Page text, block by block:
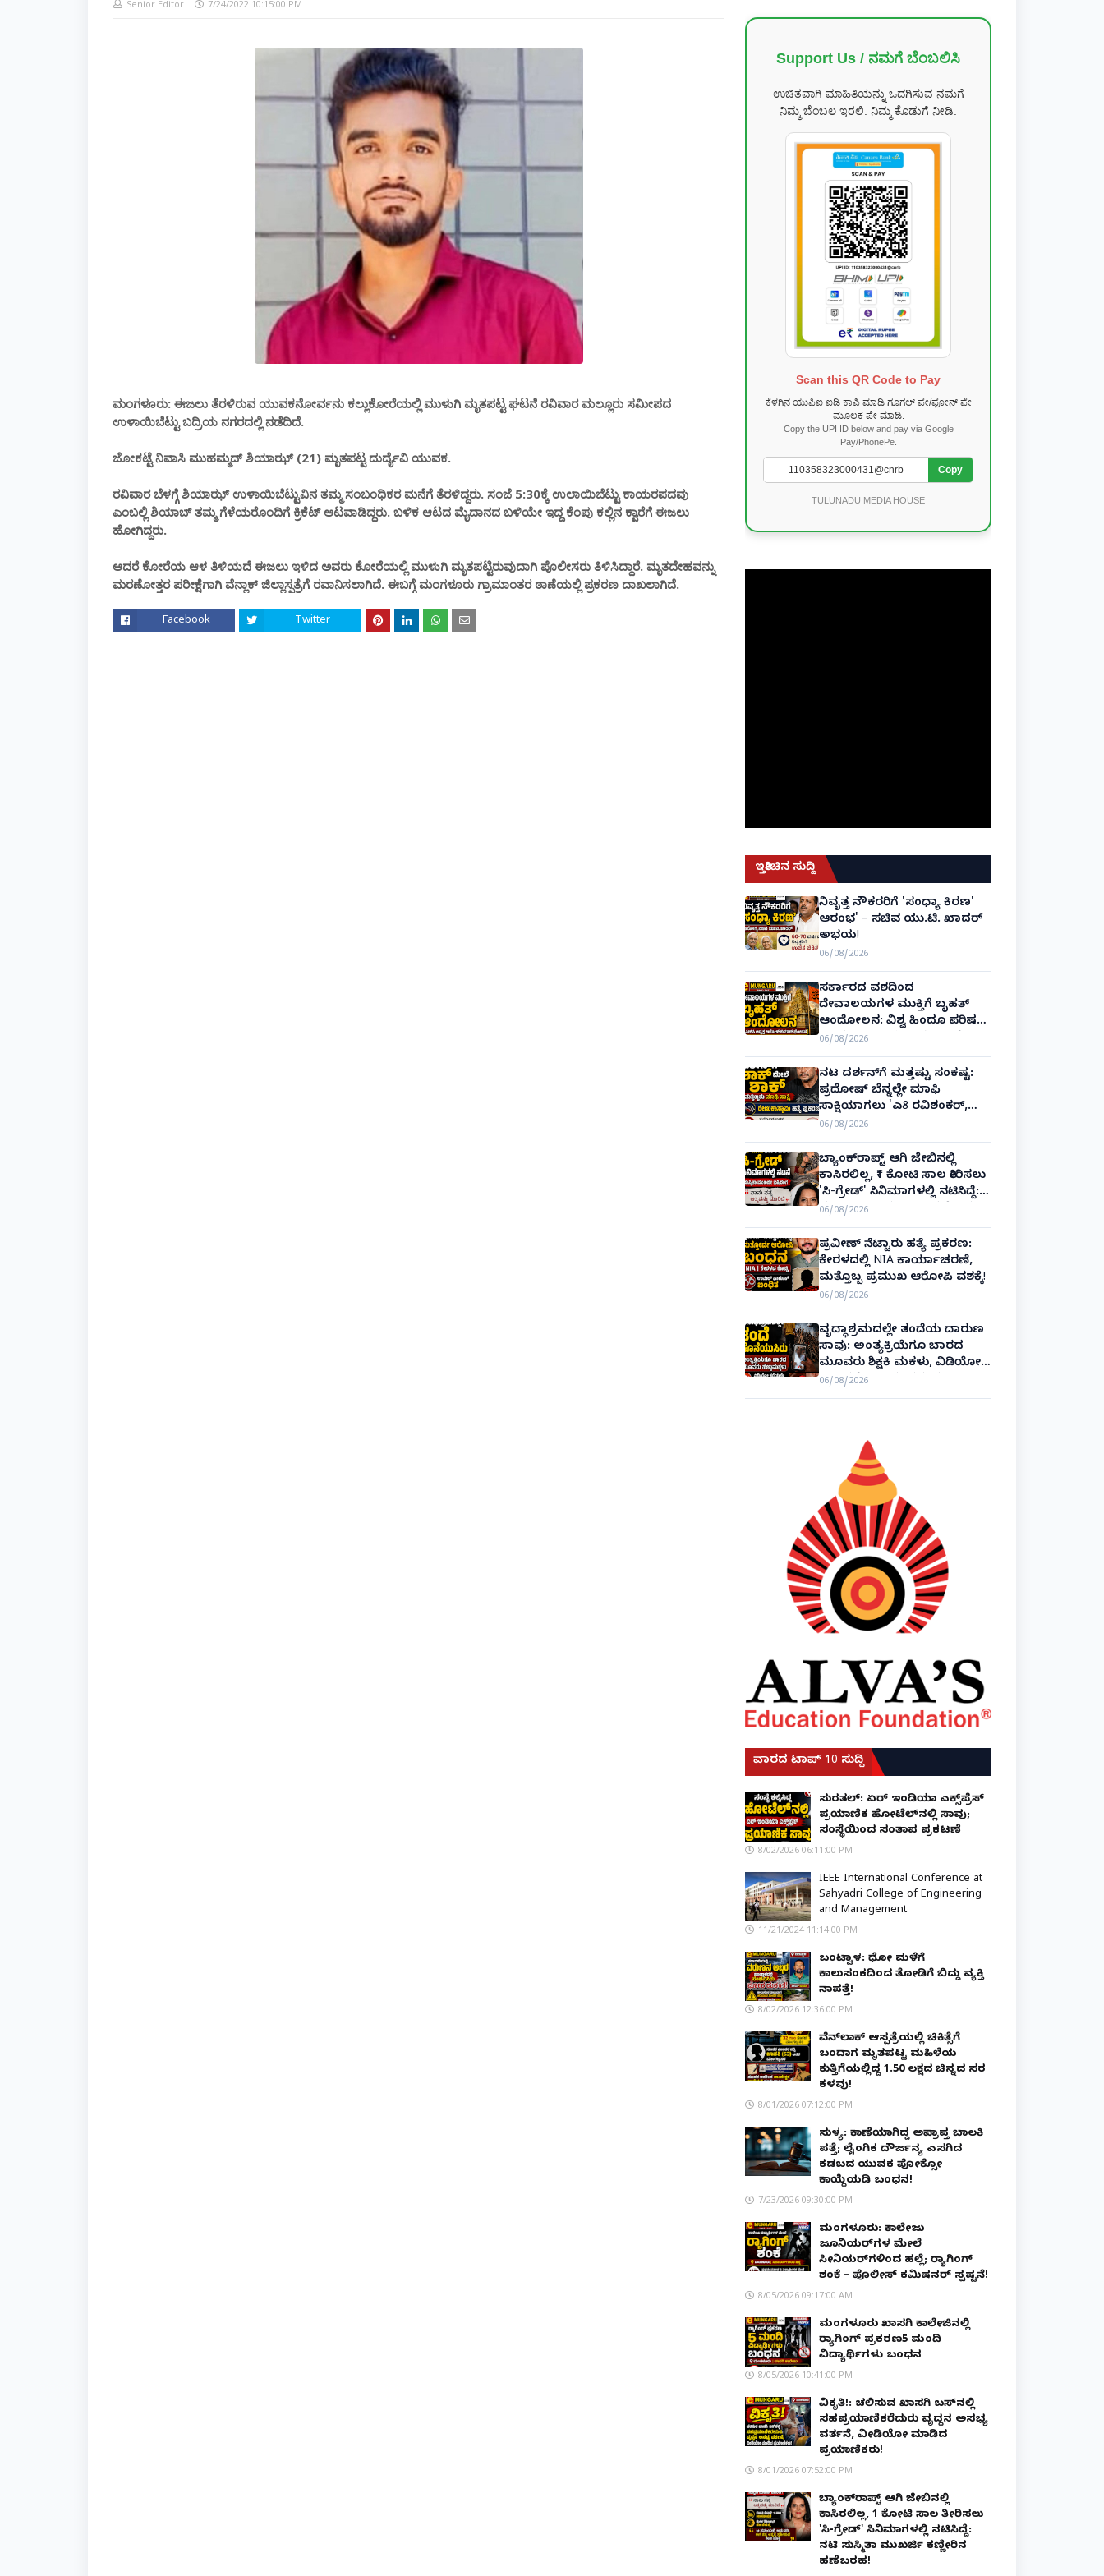
Senior Editor 7/24/2022 10:15:00 PM
ಮಂಗಳೂರು: ಈಜಲು ತೆರಳಿರುವ ಯುವಕನೋರ್ವನು ಕಲ್ಲುಕೋರೆಯಲ್ಲಿ ಮುಳುಗಿ ಮೃತಪಟ್ಟ ಘಟನೆ ರವಿವಾರ ಮಲ್ಲೂರು ಸಮೀಪದ
ಉಳಾಯಿಬೆಟ್ಟು ಬದ್ರಿಯ ನಗರದಲ್ಲಿ ನಡೆದಿದೆ.
ಜೋಕಟ್ಟೆ ನಿವಾಸಿ ಮುಹಮ್ಮದ್ ಶಿಯಾಝ್ (21) ಮೃತಪಟ್ಟ ದುರ್ದೈವಿ ಯುವಕ.
ರವಿವಾರ ಬೆಳಗ್ಗೆ ಶಿಯಾಝ್ ಉಳಾಯಿಬೆಟ್ಟುವಿನ ತಮ್ಮ ಸಂಬಂಧಿಕರ ಮನೆಗೆ ತೆರಳಿದ್ದರು. ಸಂಜೆ 5:30ಕ್ಕೆ ಉಲಾಯಿಬೆಟ್ಟು ಕಾಯರಪದವು
ಎಂಬಲ್ಲಿ ಶಿಯಾಬ್ ತಮ್ಮ ಗೆಳೆಯರೊಂದಿಗೆ ಕ್ರಿಕೆಟ್ ಆಟವಾಡಿದ್ದರು. ಬಳಿಕ ಆಟದ ಮೈದಾನದ ಬಳಿಯೇ ಇದ್ದ ಕೆಂಪು ಕಲ್ಲಿನ ಕ್ವಾರೆಗೆ ಈಜಲು
ಹೋಗಿದ್ದರು.
ಆದರೆ ಕೋರೆಯ ಆಳ ತಿಳಿಯದೆ ಈಜಲು ಇಳಿದ ಅವರು ಕೋರೆಯಲ್ಲಿ ಮುಳುಗಿ ಮೃತಪಟ್ಟಿರುವುದಾಗಿ ಪೊಲೀಸರು ತಿಳಿಸಿದ್ದಾರೆ. ಮೃತದೇಹವನ್ನು
ಮರಣೋತ್ತರ ಪರೀಕ್ಷೆಗಾಗಿ ವೆನ್ಲಾಕ್ ಜಿಲ್ಲಾಸ್ಪತ್ರೆಗೆ ರವಾನಿಸಲಾಗಿದೆ. ಈಬಗ್ಗೆ ಮಂಗಳೂರು ಗ್ರಾಮಾಂತರ ಠಾಣೆಯಲ್ಲಿ ಪ್ರಕರಣ ದಾಖಲಾಗಿದೆ.
Facebook Twitter
Support Us / ನಮಗೆ ಬೆಂಬಲಿಸಿ
ಉಚಿತವಾಗಿ ಮಾಹಿತಿಯನ್ನು ಒದಗಿಸುವ ನಮಗೆ
ನಿಮ್ಮ ಬೆಂಬಲ ಇರಲಿ. ನಿಮ್ಮ ಕೊಡುಗೆ ನೀಡಿ.
Scan this QR Code to Pay
ಕೆಳಗಿನ ಯುಪಿಐ ಐಡಿ ಕಾಪಿ ಮಾಡಿ ಗೂಗಲ್ ಪೇ/ಫೋನ್ ಪೇ
ಮೂಲಕ ಪೇ ಮಾಡಿ.
Copy the UPI ID below and pay via Google
Pay/PhonePe.
Copy
TULUNADU MEDIA HOUSE
ಇತ್ತೀಚಿನ ಸುದ್ದಿ
ನಿವೃತ್ತ ನೌಕರರಿಗೆ 'ಸಂಧ್ಯಾ ಕಿರಣ'
ಆರಂಭ' – ಸಚಿವ ಯು.ಟಿ. ಖಾದರ್
ಅಭಯ!
06/08/2026
ಸರ್ಕಾರದ ವಶದಿಂದ
ದೇವಾಲಯಗಳ ಮುಕ್ತಿಗೆ ಬೃಹತ್
ಆಂದೋಲನ: ವಿಶ್ವ ಹಿಂದೂ ಪರಿಷತ್
ಅಂತರರಾಷ್ಟ್ರೀಯ ಅಧ್ಯಕ್ಷ ಅಲೋಕ್
ಕುಮಾರ್ ಘೋಷಣೆ!
06/08/2026
ನಟ ದರ್ಶನ್‌ಗೆ ಮತ್ತಷ್ಟು ಸಂಕಷ್ಟ:
ಪ್ರದೋಷ್ ಬೆನ್ನಲ್ಲೇ ಮಾಫಿ
ಸಾಕ್ಷಿಯಾಗಲು 'ಎ8 ರವಿಶಂಕರ್,
ಎ10 ವಿನಯ್' ಅರ್ಜಿ!
06/08/2026
ಬ್ಯಾಂಕ್‌ರಾಪ್ಟ್‌ ಆಗಿ ಜೇಬಿನಲ್ಲಿ
ಕಾಸಿರಲಿಲ್ಲ, ₹1 ಕೋಟಿ ಸಾಲ ತೀರಿಸಲು
'ಸಿ-ಗ್ರೇಡ್' ಸಿನಿಮಾಗಳಲ್ಲಿ ನಟಿಸಿದ್ದೆ:
ನಟಿ ಸುಸ್ಮಿತಾ ಮುಖರ್ಜಿ ಕಣ್ಣೀರಿನ
ಹಣೆಬರಹ!
06/08/2026
ಪ್ರವೀಣ್ ನೆಟ್ಟಾರು ಹತ್ಯೆ ಪ್ರಕರಣ:
ಕೇರಳದಲ್ಲಿ NIA ಕಾರ್ಯಾಚರಣೆ,
ಮತ್ತೊಬ್ಬ ಪ್ರಮುಖ ಆರೋಪಿ ವಶಕ್ಕೆ!
06/08/2026
ವೃದ್ಧಾಶ್ರಮದಲ್ಲೇ ತಂದೆಯ ದಾರುಣ
ಸಾವು: ಅಂತ್ಯಕ್ರಿಯೆಗೂ ಬಾರದ
ಮೂವರು ಶಿಕ್ಷಕಿ ಮಕಳು, ವಿಡಿಯೋ
ಕಾಲಿನಲ್ಲೇ ಅಂತಿಮ ದರ್ಶನ!
06/08/2026
ವಾರದ ಟಾಪ್ 10 ಸುದ್ದಿ
ಸುರತ್ಕಲ್: ಏರ್ ಇಂಡಿಯಾ ಎಕ್ಸ್‌ಪ್ರೆಸ್
ಪ್ರಯಾಣಿಕ ಹೋಟೆಲ್‌ನಲ್ಲಿ ಸಾವು;
ಸಂಸ್ಥೆಯಿಂದ ಸಂತಾಪ ಪ್ರಕಟಣೆ
8/02/2026 06:11:00 PM
IEEE International Conference at
Sahyadri College of Engineering
and Management
11/21/2024 11:14:00 PM
ಬಂಟ್ವಾಳ: ಧೋ ಮಳೆಗೆ
ಕಾಲುಸಂಕದಿಂದ ತೋಡಿಗೆ ಬಿದ್ದು ವ್ಯಕ್ತಿ
ನಾಪತ್ತೆ!
8/02/2026 12:36:00 PM
ವೆನ್‌ಲಾಕ್ ಆಸ್ಪತ್ರೆಯಲ್ಲಿ ಚಿಕಿತ್ಸೆಗೆ
ಬಂದಾಗ ಮೃತಪಟ್ಟ ಮಹಿಳೆಯ
ಕುತ್ತಿಗೆಯಲ್ಲಿದ್ದ ₹1.50 ಲಕ್ಷದ ಚಿನ್ನದ ಸರ
ಕಳವು!
8/01/2026 07:12:00 PM
ಸುಳ್ಯ: ಕಾಣೆಯಾಗಿದ್ದ ಅಪ್ರಾಪ್ತ ಬಾಲಕಿ
ಪತ್ತೆ; ಲೈಂಗಿಕ ದೌರ್ಜನ್ಯ ಎಸಗಿದ
ಕಡಬದ ಯುವಕ ಪೋಕ್ಸೋ
ಕಾಯ್ದೆಯಡಿ ಬಂಧನ!
7/23/2026 09:30:00 PM
ಮಂಗಳೂರು: ಕಾಲೇಜು
ಜೂನಿಯರ್‌ಗಳ ಮೇಲೆ
ಸೀನಿಯರ್‌ಗಳಿಂದ ಹಲ್ಲೆ; ರ‌್ಯಾಗಿಂಗ್
ಶಂಕೆ – ಪೊಲೀಸ್ ಕಮಿಷನರ್ ಸ್ಪಷ್ಟನೆ!
8/05/2026 09:17:00 AM
ಮಂಗಳೂರು ಖಾಸಗಿ ಕಾಲೇಜಿನಲ್ಲಿ
ರ‌್ಯಾಗಿಂಗ್ ಪ್ರಕರಣ5 ಮಂದಿ
ವಿದ್ಯಾರ್ಥಿಗಳು ಬಂಧನ
8/05/2026 10:41:00 PM
ವಿಕೃತಿ!: ಚಲಿಸುವ ಖಾಸಗಿ ಬಸ್‌ನಲ್ಲಿ
ಸಹಪ್ರಯಾಣಿಕರೆದುರು ವೃದ್ಧನ ಅಸಭ್ಯ
ವರ್ತನೆ, ವೀಡಿಯೋ ಮಾಡಿದ
ಪ್ರಯಾಣಿಕರು!
8/01/2026 07:52:00 PM
ಬ್ಯಾಂಕ್‌ರಾಪ್ಟ್‌ ಆಗಿ ಜೇಬಿನಲ್ಲಿ
ಕಾಸಿರಲಿಲ್ಲ, ₹1 ಕೋಟಿ ಸಾಲ ತೀರಿಸಲು
'ಸಿ-ಗ್ರೇಡ್' ಸಿನಿಮಾಗಳಲ್ಲಿ ನಟಿಸಿದ್ದೆ:
ನಟಿ ಸುಸ್ಮಿತಾ ಮುಖರ್ಜಿ ಕಣ್ಣೀರಿನ
ಹಣೆಬರಹ!